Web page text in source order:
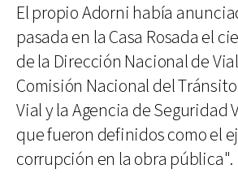
El propio Adorni había
pasada en la Casa Rosada el
de la Dirección Nacional de
Comisión Nacional del
Vial y la Agencia de Seguridad
que fueron definidos como el
corrupción en la obra pública".